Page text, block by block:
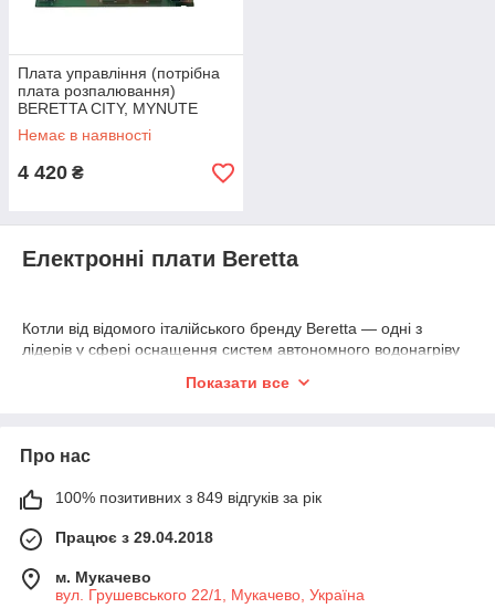
Плата управління (потрібна
плата розпалювання)
BERETTA CITY, MYNUTE
R10025340
Немає в наявності
4 420 ₴
Електронні плати Beretta
Котли від відомого італійського бренду Beretta — одні з
лідерів у сфері оснащення систем автономного водонагріву
також повною адаптацією до умов експлуатації за умови
котла Beretta.
Даний сайт буквально збирає всі показники напруги датчиків
обладнання, а також забезпечує їх нормальну експлуатацію.
Зокрема вона контролює індикатори і показники
температури, тиску, а також кнопки управління апаратом. У
даній статті мова піде про ключові особливості електронних
Показати все
Про нас
100% позитивних з 849 відгуків за рік
Працює з 29.04.2018
м. Мукачево
вул. Грушевського 22/1, Мукачево, Україна